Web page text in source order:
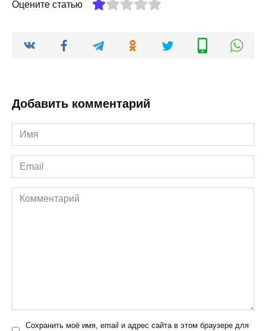
Оцените статью
Добавить комментарий
Имя
*
Email
*
Комментарий
Сохранить моё имя, email и адрес сайта в этом браузере для